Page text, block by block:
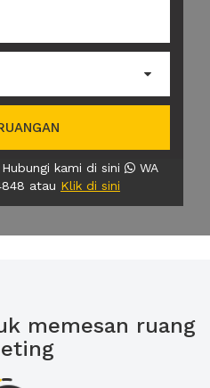
kami di sini
WA
atau Klik di sini
memesan ruang